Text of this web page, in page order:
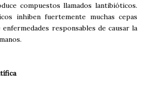
compuestos llamados lantibióticos.
inhiben fuertemente muchas cepas
responsables de causar la